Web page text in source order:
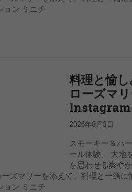
ョン ミニチ
料理と愉
ローズマ
Instagram
2026年8月3日
スモーキー＆ハ
ール体験。 大地
を思わせる爽や
ズマリーを添えて、料理と一緒
ョン ミニチ